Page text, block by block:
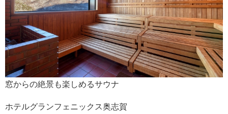
窓からの絶景も楽しめるサウナ
ホテルグランフェニックス奥志賀